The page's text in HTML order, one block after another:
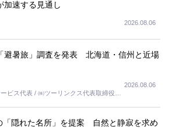
加速する見通し
2026.08.06
避暑旅」調査を発表 北海道・信州と近場
ビス代表 / ㈱ツーリンクス代表取締役社
2026.08.06
「隠れた名所」を提案 自然と静寂を求め